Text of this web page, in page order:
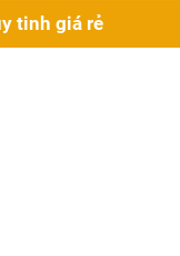
tinh giá rẻ